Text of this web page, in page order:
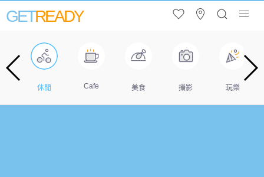
GETREADY
休閒 Cafe 美食 攝影 玩樂